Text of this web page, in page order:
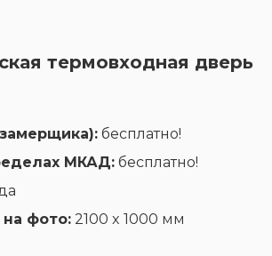
термовходная дверь
бесплатно!
МКАД: бесплатно!
фото: 2100 x 1000 мм